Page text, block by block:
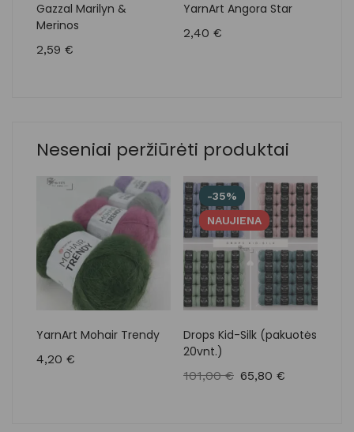
Gazzal Marilyn &
Merinos
2,59 €
YarnArt Angora Star
2,40 €
Neseniai peržiūrėti produktai
YarnArt Mohair Trendy
4,20 €
-35%
NAUJIENA
Drops Kid-Silk (pakuotės
20vnt.)
101,00€ 65,80 €